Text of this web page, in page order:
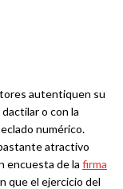
autentiquen su
o con la
numérico.
atractivo
encuesta de la firma
que el ejercicio del